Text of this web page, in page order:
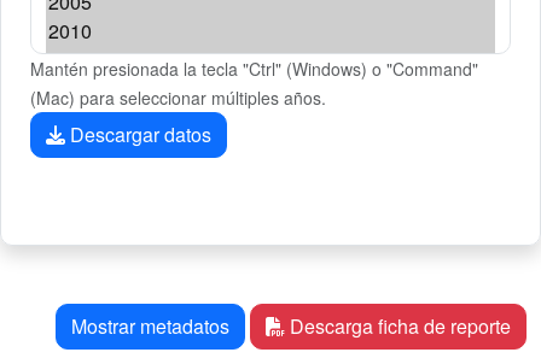
Mantén presionada la tecla "Ctrl" (Windows) o "Command"
(Mac) para seleccionar múltiples años.
Descargar datos
Mostrar metadatos Descarga ficha de reporte